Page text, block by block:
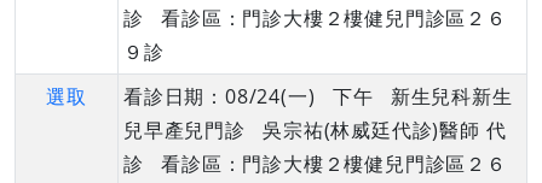
診 看診區：門診大樓２樓健兒門診區２６
９診
選取
看診日期：08/24(一) 下午 新生兒科新生
兒早產兒門診 吳宗祐(林威廷代診)醫師 代
診 看診區：門診大樓２樓健兒門診區２６